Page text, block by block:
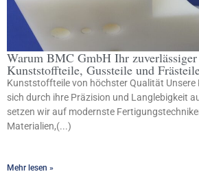
Warum BMC GmbH Ihr
Kunststoffteile, Gussteile und
Kunststoffteile von höchster Qualität
sich durch ihre Präzision und Langlebigkeit
setzen wir auf modernste
Materialien,(...)
Mehr lesen »